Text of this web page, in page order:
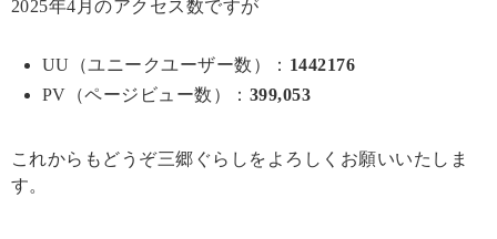
2025年4月のアクセス数ですが
UU（ユニークユーザー数）： 1442176
PV（ページビュー数）： 399,053
これからもどうぞ三郷ぐらしをよろしくお願いいたしま
す。